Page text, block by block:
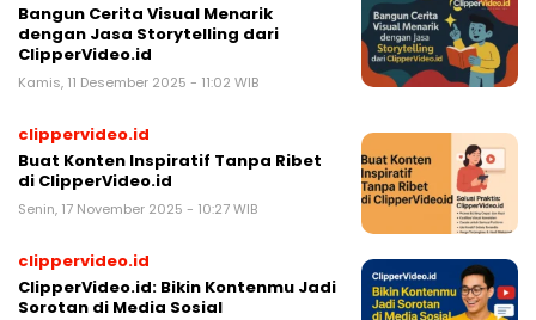
Bangun Cerita Visual Menarik
dengan Jasa Storytelling dari
ClipperVideo.id
Kamis, 11 Desember 2025 - 11:02 WIB
clippervideo.id
Buat Konten Inspiratif Tanpa Ribet
di ClipperVideo.id
Senin, 17 November 2025 - 10:27 WIB
clippervideo.id
ClipperVideo.id: Bikin Kontenmu Jadi
Sorotan di Media Sosial